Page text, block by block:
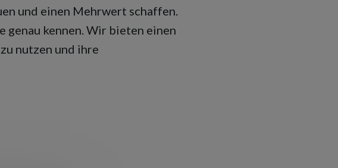
und einen Mehrwert schaffen.
genau kennen. Wir bieten einen
nutzen und ihre